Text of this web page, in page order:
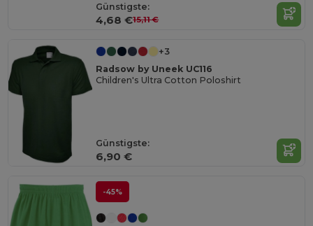
Günstigste:
4,68 €15,11 €
+3
Radsow by Uneek UC116
Children's Ultra Cotton Poloshirt
Günstigste:
6,90 €
-45%